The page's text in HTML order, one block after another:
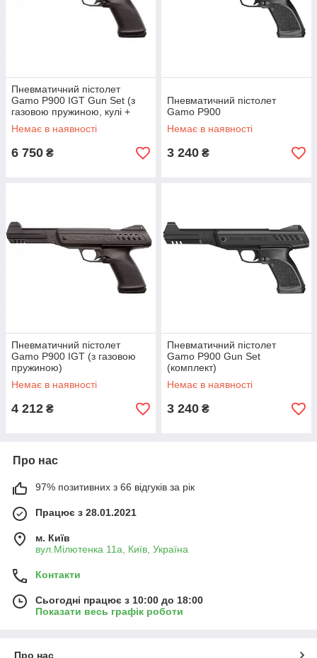
Пневматичний пістолет
Gamo P900 IGT Gun Set (з
газовою пружиною, кулі +
мішені + кулеуловлювач)
Немає в наявності
6 750 ₴
Пневматичний пістолет
Gamo P900
Немає в наявності
3 240 ₴
Пневматичний пістолет
Gamo P900 IGT (з газовою
пружиною)
Немає в наявності
4 212 ₴
Пневматичний пістолет
Gamo P900 Gun Set
(комплект)
Немає в наявності
3 240 ₴
Про нас
97% позитивних з 66 відгуків за рік
Працює з 28.01.2021
м. Київ
вул.Мілютенка 11а, Київ, Україна
Контакти
Сьогодні працює з 10:00 до 18:00
Показати весь графік роботи
Про нас